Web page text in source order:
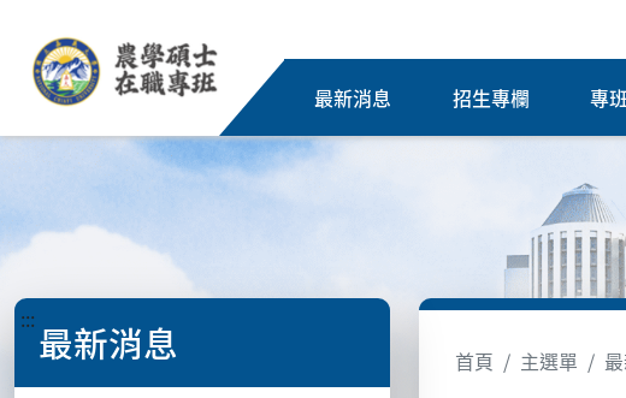
最新消息 招生專欄 專
::: 最新消息 首頁 主選單